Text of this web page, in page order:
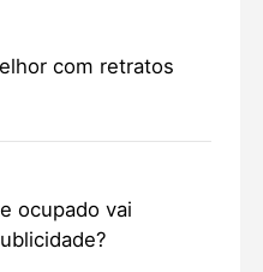
com retratos
ocupado vai